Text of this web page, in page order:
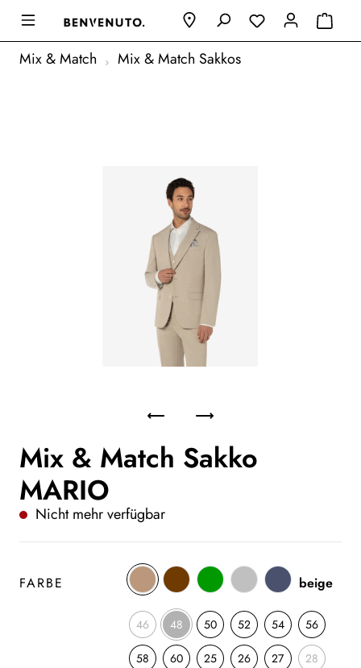
Mix & Match Mix & Match Sakkos
Mix & Match Sakko
MARIO
Nicht mehr verfügbar
FARBE beige
46 48 50 52 54 56
58 60 25 26 27 28